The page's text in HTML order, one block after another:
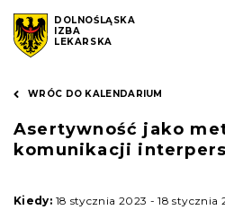
DOLNOŚLĄSKA
IZBA
LEKARSKA
WRÓC DO KALENDARIUM
Asertywność jako
komunikacji
Kiedy: 18 stycznia 2023 - 18 stycznia